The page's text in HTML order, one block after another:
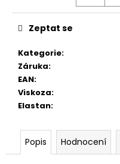
Kategorie:
Záruka:
EAN:
Viskoza:
Elastan:
Zeptat se
Popis Hodnocení
j
e
e